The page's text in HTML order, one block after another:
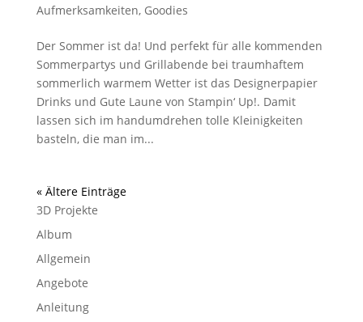
Aufmerksamkeiten, Goodies
Der Sommer ist da! Und perfekt für alle kommenden
Sommerpartys und Grillabende bei traumhaftem
sommerlich warmem Wetter ist das Designerpapier
Drinks und Gute Laune von Stampin‘ Up!. Damit
lassen sich im handumdrehen tolle Kleinigkeiten
basteln, die man im...
« Ältere Einträge
3D Projekte
Album
Allgemein
Angebote
Anleitung